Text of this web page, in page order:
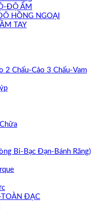
ĐỘ ẨM
HỒNG NGOẠI
TAY
2 Chấu-Cảo 3 Chấu-Vam
Bi-Bạc Đạn-Bánh Răng)
TOÀN ĐẠC